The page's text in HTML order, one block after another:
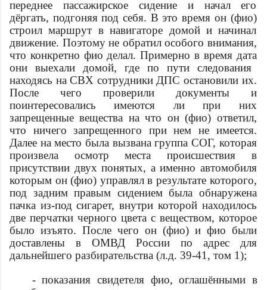
переднее пассажирское сидение и начал его
дёргать, подгоняя под себя. В это время он (фио)
строил маршрут в навигаторе домой и начинал
движение. Поэтому не обратил особого внимания,
что конкретно фио делал. Примерно в время дата
они выехали домой, где по пути следования
находясь на СВХ сотрудники ДПС остановили их.
После чего проверили документы и
поинтересовались имеются ли при них
запрещенные вещества на что он (фио) ответил,
что ничего запрещенного при нем не имеется.
Далее на место была вызвана группа СОГ, которая
произвела осмотр места происшествия в
присутствии двух понятых, а именно автомобиля
которым он (фио) управлял в результате которого,
под задним правым сидением была обнаружена
пачка из-под сигарет, внутри которой находилось
две перчатки черного цвета с веществом, которое
было изъято. После чего он (фио) и фио были
доставлены в ОМВД России по адресдля
дальнейшего разбирательства (л.д. 39-41, том 1);
- показания свидетеля фио, оглашёнными в